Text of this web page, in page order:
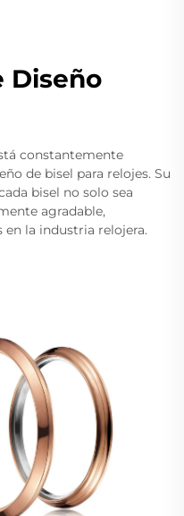
Diseño
constantemente
de bisel para relojes. Su
bisel no solo sea
agradable,
en la industria relojera.